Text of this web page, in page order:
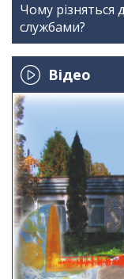
Чому різняться
службами?
Відео